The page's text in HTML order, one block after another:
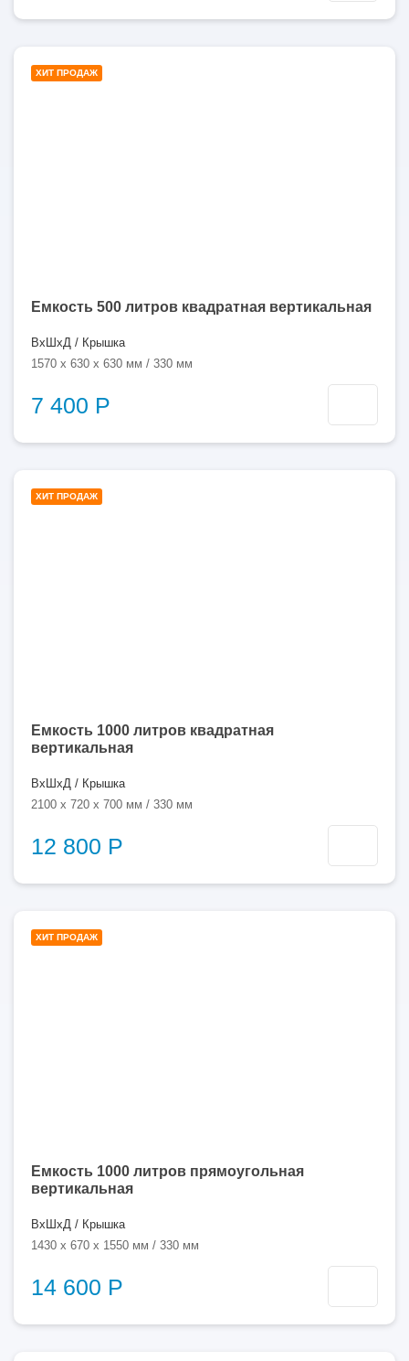
ХИТ ПРОДАЖ
Емкость 500 литров квадратная вертикальная
ВхШхД / Крышка
1570 x 630 x 630 мм / 330 мм
7 400 Р
ХИТ ПРОДАЖ
Емкость 1000 литров квадратная
вертикальная
ВхШхД / Крышка
2100 x 720 x 700 мм / 330 мм
12 800 Р
ХИТ ПРОДАЖ
Емкость 1000 литров прямоугольная
вертикальная
ВхШхД / Крышка
1430 x 670 x 1550 мм / 330 мм
14 600 Р